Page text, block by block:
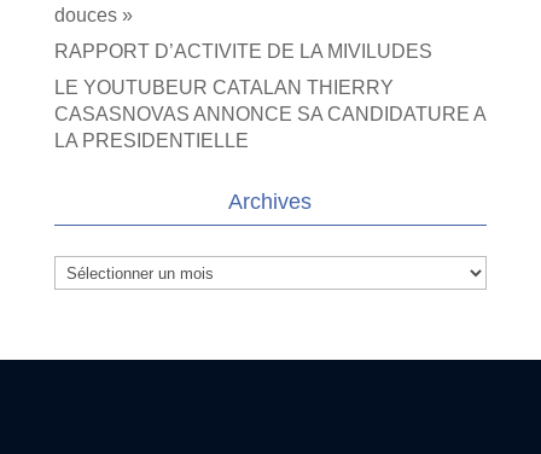
douces »
RAPPORT D’ACTIVITE DE LA MIVILUDES
LE YOUTUBEUR CATALAN THIERRY
CASASNOVAS ANNONCE SA CANDIDATURE A
LA PRESIDENTIELLE
Archives
Archives